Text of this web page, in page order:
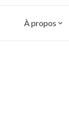
À propos